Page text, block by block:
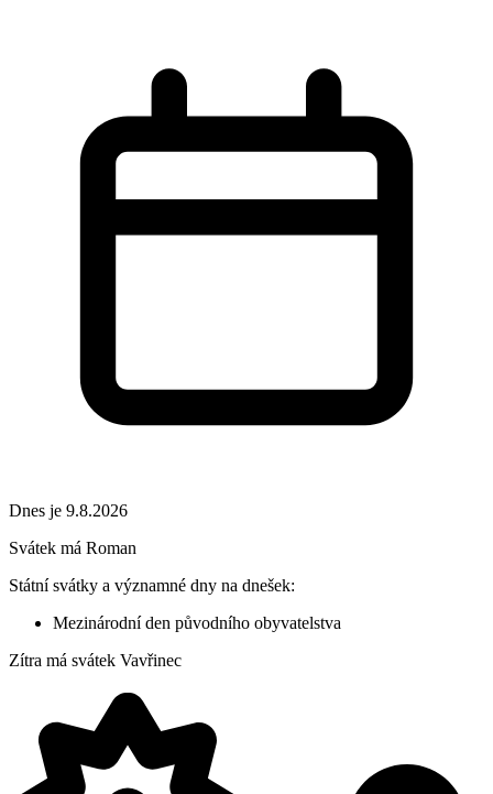
Dnes je 9.8.2026
Svátek má Roman
Státní svátky a významné dny na dnešek:
Mezinárodní den původního obyvatelstva
Zítra má svátek Vavřinec